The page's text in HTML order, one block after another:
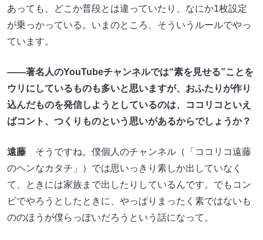
あっても、どこか普段とは違っていたり、なにか1枚設定
が乗っかっている。いまのところ、そういうルールでやっ
ています。
——著名人のYouTubeチャンネルでは“素を見せる”ことを
ウリにしているものも多いと思いますが、おふたりが作り
込んだものを発信しようとしているのは、ココリコといえ
ばコント、つくりものという思いがあるからでしょうか？
遠藤 そうですね。僕個人のチャンネル（「ココリコ遠藤
のヘンなカタチ」）では思いっきり素しか出していなく
て、ときには家族まで出したりしているんです。でもコン
ビでやろうとしたときに、やっぱりまったく素ではないも
ののほうが僕らっぽいだろうという話になって。